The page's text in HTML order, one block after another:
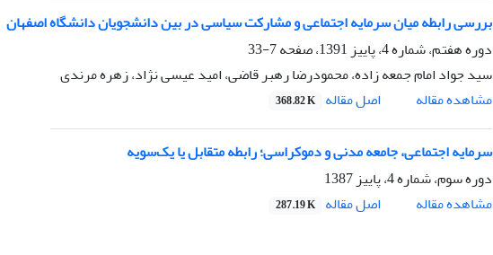
بررسی رابطه میان سرمایه اجتماعی و مشارکت سیاسی در بین دانشجویان دانشگاه اصفهان
دوره هفتم، شماره 4، پاییز 1391، صفحه
7-33
سید جواد امام جمعه زاده، محمودرضا رهبر قاضی، امید عیسی نژاد، زهره مرندی
مشاهده مقاله
اصل مقاله 368.82 K
سرمایه‌ اجتماعی، جامعه مدنی و دموکراسی؛ رابطه متقابل یا یک‌سویه
دوره سوم، شماره 4، پاییز 1387
مشاهده مقاله
اصل مقاله 287.19 K